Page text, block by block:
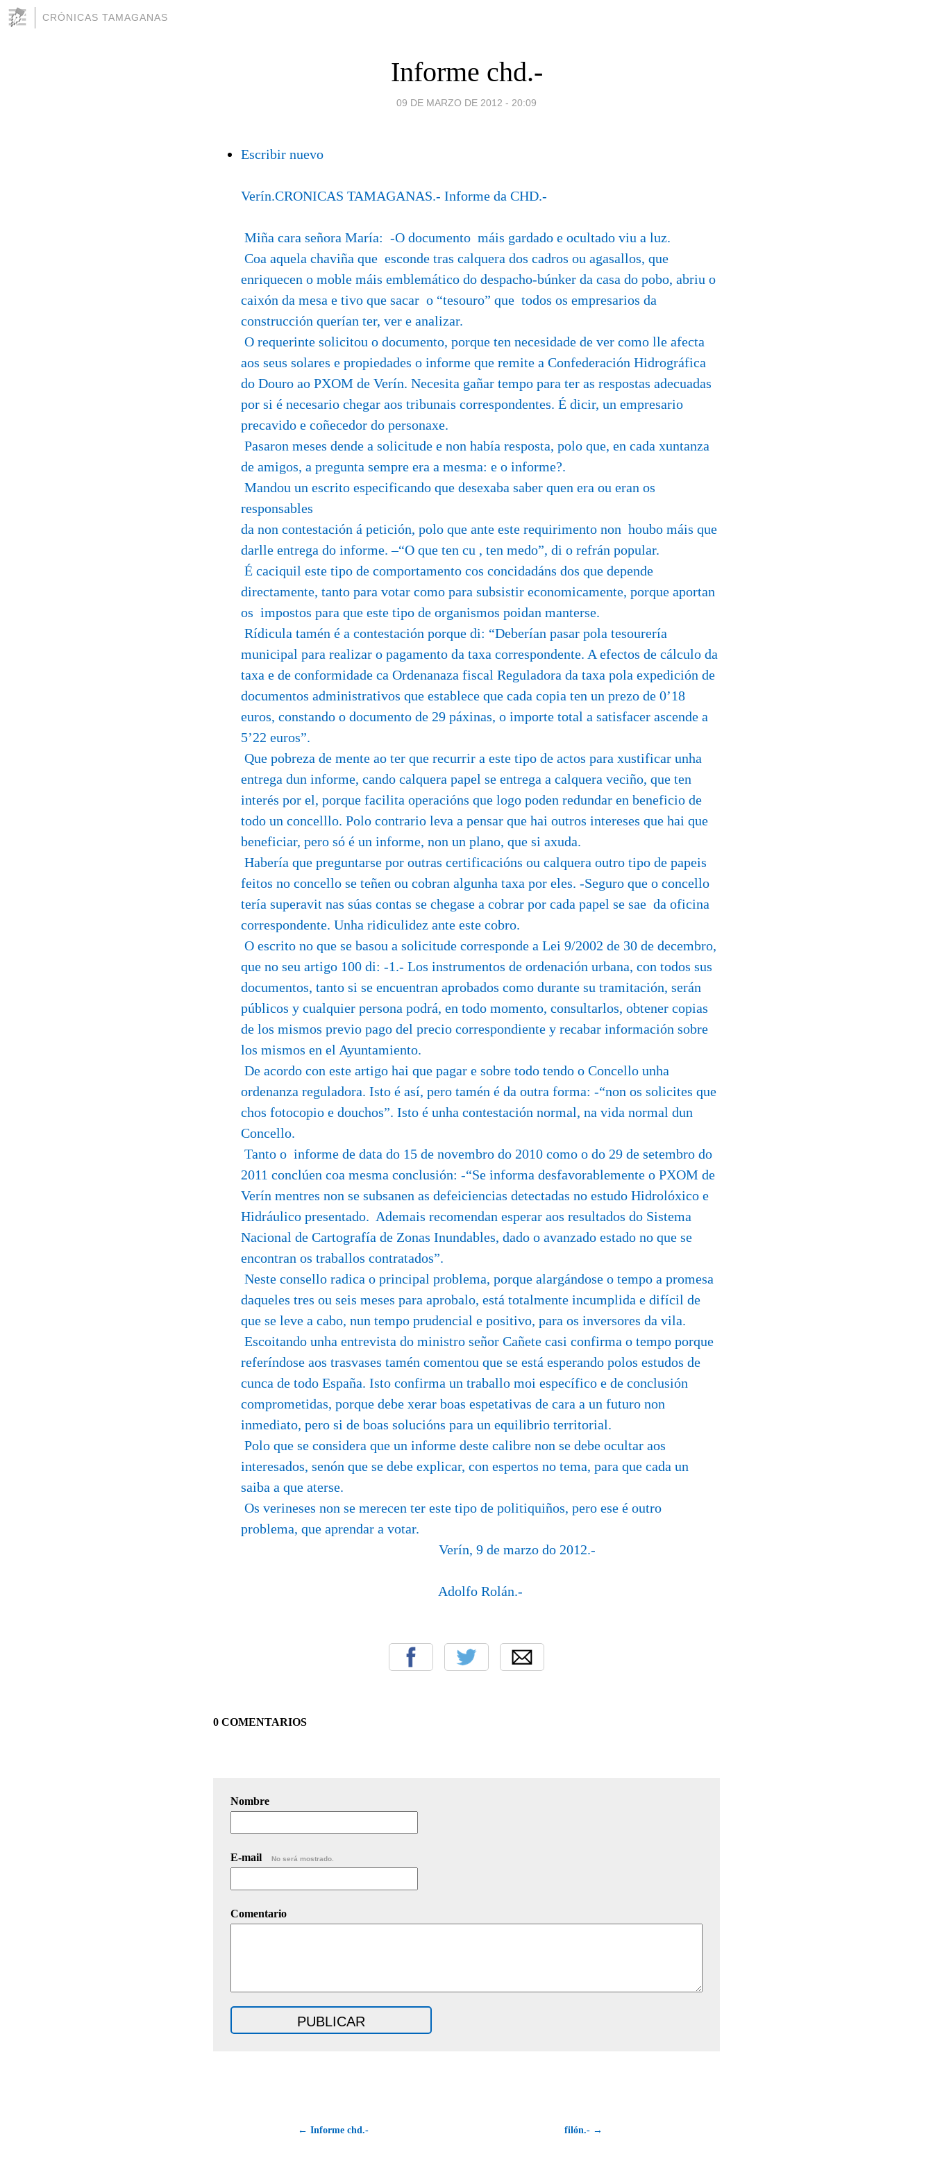
CRÓNICAS TAMAGANAS
Informe chd.-
09 DE MARZO DE 2012 - 20:09
Escribir nuevo
Verín.CRONICAS TAMAGANAS.- Informe da CHD.-
Miña cara señora María: -O documento máis gardado e ocultado viu a luz.
Coa aquela chaviña que esconde tras calquera dos cadros ou agasallos, que
enriquecen o moble máis emblemático do despacho-búnker da casa do pobo, abriu o
caixón da mesa e tivo que sacar o “tesouro” que todos os empresarios da
construcción querían ter, ver e analizar.
O requerinte solicitou o documento, porque ten necesidade de ver como lle afecta
aos seus solares e propiedades o informe que remite a Confederación Hidrográfica
do Douro ao PXOM de Verín. Necesita gañar tempo para ter as respostas adecuadas
por si é necesario chegar aos tribunais correspondentes. É dicir, un empresario
precavido e coñecedor do personaxe.
Pasaron meses dende a solicitude e non había resposta, polo que, en cada xuntanza
de amigos, a pregunta sempre era a mesma: e o informe?.
Mandou un escrito especificando que desexaba saber quen era ou eran os
responsables
da non contestación á petición, polo que ante este requirimento non houbo máis que
darlle entrega do informe. –“O que ten cu , ten medo”, di o refrán popular.
É caciquil este tipo de comportamento cos concidadáns dos que depende
directamente, tanto para votar como para subsistir economicamente, porque aportan
os impostos para que este tipo de organismos poidan manterse.
Rídicula tamén é a contestación porque di: “Deberían pasar pola tesourería
municipal para realizar o pagamento da taxa correspondente. A efectos de cálculo da
taxa e de conformidade ca Ordenanaza fiscal Reguladora da taxa pola expedición de
documentos administrativos que establece que cada copia ten un prezo de 0’18
euros, constando o documento de 29 páxinas, o importe total a satisfacer ascende a
5’22 euros”.
Que pobreza de mente ao ter que recurrir a este tipo de actos para xustificar unha
entrega dun informe, cando calquera papel se entrega a calquera veciño, que ten
interés por el, porque facilita operacións que logo poden redundar en beneficio de
todo un concelllo. Polo contrario leva a pensar que hai outros intereses que hai que
beneficiar, pero só é un informe, non un plano, que si axuda.
Habería que preguntarse por outras certificacións ou calquera outro tipo de papeis
feitos no concello se teñen ou cobran algunha taxa por eles. -Seguro que o concello
tería superavit nas súas contas se chegase a cobrar por cada papel se sae da oficina
correspondente. Unha ridiculidez ante este cobro.
O escrito no que se basou a solicitude corresponde a Lei 9/2002 de 30 de decembro,
que no seu artigo 100 di: -1.- Los instrumentos de ordenación urbana, con todos sus
documentos, tanto si se encuentran aprobados como durante su tramitación, serán
públicos y cualquier persona podrá, en todo momento, consultarlos, obtener copias
de los mismos previo pago del precio correspondiente y recabar información sobre
los mismos en el Ayuntamiento.
De acordo con este artigo hai que pagar e sobre todo tendo o Concello unha
ordenanza reguladora. Isto é así, pero tamén é da outra forma: -“non os solicites que
chos fotocopio e douchos”. Isto é unha contestación normal, na vida normal dun
Concello.
Tanto o informe de data do 15 de novembro do 2010 como o do 29 de setembro do
2011 conclúen coa mesma conclusión: -“Se informa desfavorablemente o PXOM de
Verín mentres non se subsanen as defeiciencias detectadas no estudo Hidrolóxico e
Hidráulico presentado. Ademais recomendan esperar aos resultados do Sistema
Nacional de Cartografía de Zonas Inundables, dado o avanzado estado no que se
encontran os traballos contratados”.
Neste consello radica o principal problema, porque alargándose o tempo a promesa
daqueles tres ou seis meses para aprobalo, está totalmente incumplida e difícil de
que se leve a cabo, nun tempo prudencial e positivo, para os inversores da vila.
Escoitando unha entrevista do ministro señor Cañete casi confirma o tempo porque
referíndose aos trasvases tamén comentou que se está esperando polos estudos de
cunca de todo España. Isto confirma un traballo moi específico e de conclusión
comprometidas, porque debe xerar boas espetativas de cara a un futuro non
inmediato, pero si de boas solucións para un equilibrio territorial.
Polo que se considera que un informe deste calibre non se debe ocultar aos
interesados, senón que se debe explicar, con espertos no tema, para que cada un
saiba a que aterse.
Os verineses non se merecen ter este tipo de politiquiños, pero ese é outro
problema, que aprendar a votar.
Verín, 9 de marzo do 2012.-
Adolfo Rolán.-
0 COMENTARIOS
Nombre
E-mail No será mostrado.
Comentario
← Informe chd.- filón.- →